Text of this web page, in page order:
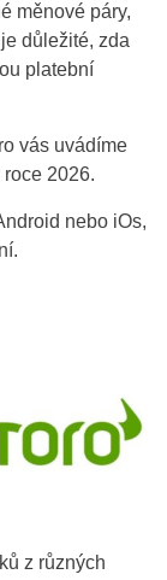
měnové páry,
důležité, zda
platební
vás uvádíme
2026.
nebo iOs,
z různých